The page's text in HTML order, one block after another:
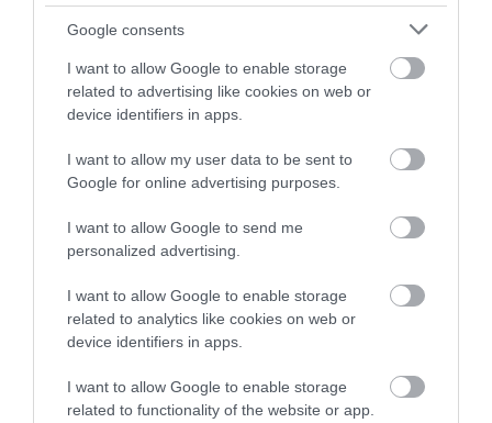
Google consents
I want to allow Google to enable storage
related to advertising like cookies on web or
device identifiers in apps.
I want to allow my user data to be sent to
Google for online advertising purposes.
I want to allow Google to send me
personalized advertising.
I want to allow Google to enable storage
related to analytics like cookies on web or
device identifiers in apps.
I want to allow Google to enable storage
related to functionality of the website or app.
Olvasd el ezt is!
Azonnal beveti új, hatékony fegyvereit a NAV
Gyorsabban lehet lekerülni a NAV feketelistájáról,
de ára van
Lakást adsz ki? Erre is rámozdult a NAV
nav adózás ellenőrzés